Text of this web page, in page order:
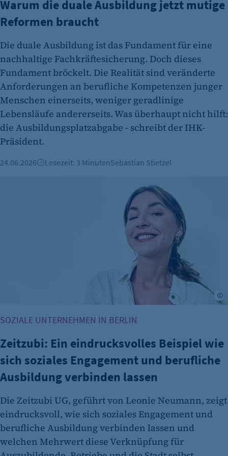
etracker Analytics
Name:
et_oi_v2
Anbieter:
Zweck:
Es erlaubt eTracker Cookies zu setzen.
Cookie Laufzeit:
480 Tage
etracker Analytics
Name:
isSdEnabled
Anbieter:
etracker GmbH
Warum die duale Ausbildung jetzt mutige
Reformen braucht
Die duale Ausbildung ist das Fundament für eine
nachhaltige Fachkräftesicherung. Doch dieses
Fundament bröckelt. Die Realität sind veränderte
Anforderungen an berufliche Kompetenzen junger
Menschen einerseits, weniger geradlinige
Lebensläufe andererseits. Was überhaupt nicht hilft:
die Ausbildungsplatzabgabe - schreibt der IHK-
Präsident.
24.06.2026 Lesezeit: 3 MinutenSebastian Stietzel
Zeitzubi: Ein eindrucksvolles Beispiel wie sich soziales
SOZIALE UNTERNEHMEN IN BERLIN
Zeitzubi: Ein eindrucksvolles Beispiel wie
sich soziales Engagement und berufliche
Ausbildung verbinden lassen
Die Zeitzubi UG, geführt von Leonie Neumann, zeigt
eindrucksvoll, wie sich soziales Engagement und
berufliche Ausbildung verbinden lassen und
welchen Mehrwert diese Verknüpfung für